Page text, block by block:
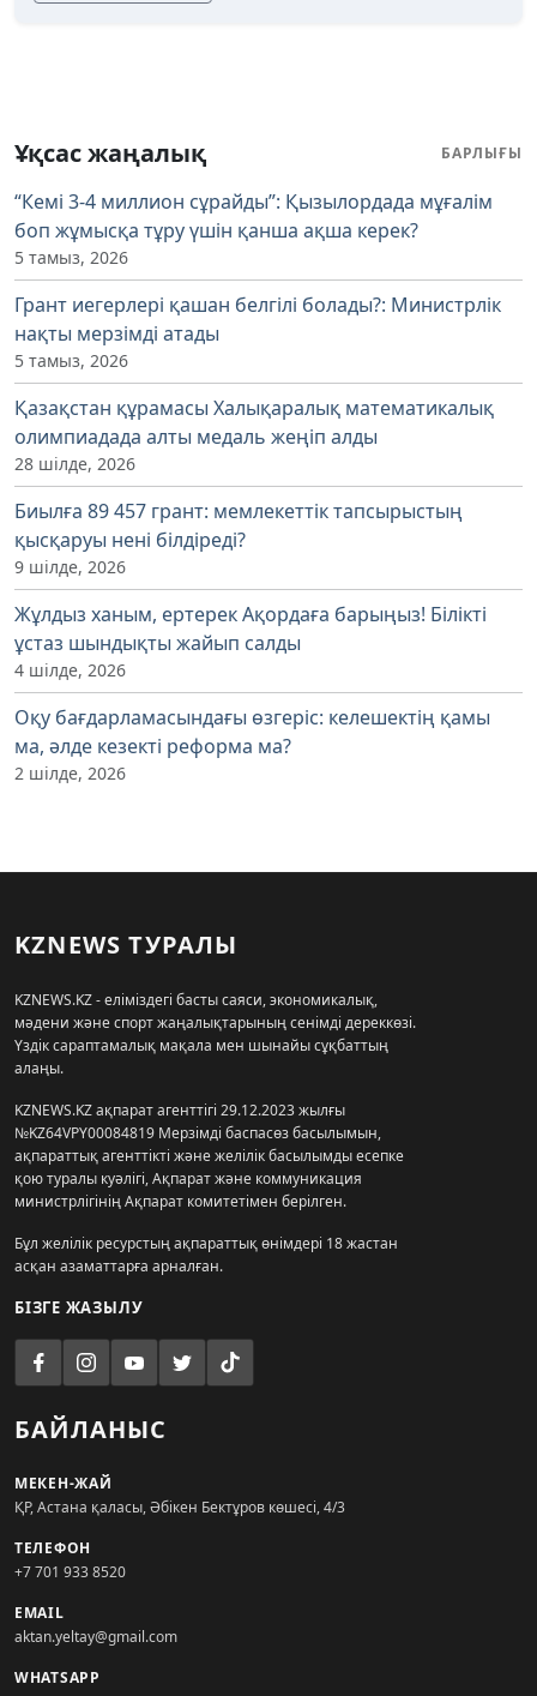
Ұқсас жаңалық БАРЛЫҒЫ
“Кемі 3-4 миллион сұрайды”: Қызылордада мұғалім
боп жұмысқа тұру үшін қанша ақша керек?
5 тамыз, 2026
Грант иегерлері қашан белгілі болады?: Министрлік
нақты мерзімді атады
5 тамыз, 2026
Қазақстан құрамасы Халықаралық математикалық
олимпиадада алты медаль жеңіп алды
28 шілде, 2026
Биылға 89 457 грант: мемлекеттік тапсырыстың
қысқаруы нені білдіреді?
9 шілде, 2026
Жұлдыз ханым, ертерек Ақордаға барыңыз! Білікті
ұстаз шындықты жайып салды
4 шілде, 2026
Оқу бағдарламасындағы өзгеріс: келешектің қамы
ма, әлде кезекті реформа ма?
2 шілде, 2026
KZNEWS ТУРАЛЫ
KZNEWS.KZ - еліміздегі басты саяси, экономикалық,
мәдени және спорт жаңалықтарының сенімді дереккөзі.
Үздік сараптамалық мақала мен шынайы сұқбаттың
алаңы.
KZNEWS.KZ ақпарат агенттігі 29.12.2023 жылғы
№KZ64VPY00084819 Мерзімді баспасөз басылымын,
ақпараттық агенттікті және желілік басылымды есепке
қою туралы куәлігі, Ақпарат және коммуникация
министрлігінің Ақпарат комитетімен берілген.
Бұл желілік ресурстың ақпараттық өнімдері 18 жастан
асқан азаматтарға арналған.
БІЗГЕ ЖАЗЫЛУ
БАЙЛАНЫС
МЕКЕН-ЖАЙ
ҚР, Астана қаласы, Әбікен Бектұров көшесі, 4/3
ТЕЛЕФОН
+7 701 933 8520
EMAIL
aktan.yeltay@gmail.com
WHATSAPP